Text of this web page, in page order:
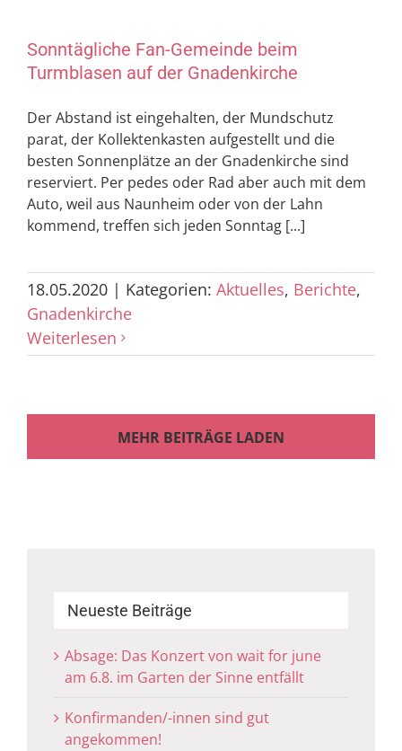
Sonntägliche Fan-Gemeinde beim
Turmblasen auf der Gnadenkirche
Der Abstand ist eingehalten, der Mundschutz
parat, der Kollektenkasten aufgestellt und die
besten Sonnenplätze an der Gnadenkirche sind
reserviert. Per pedes oder Rad aber auch mit dem
Auto, weil aus Naunheim oder von der Lahn
kommend, treffen sich jeden Sonntag [...]
18.05.2020 | Kategorien: Aktuelles, Berichte,
Gnadenkirche
Weiterlesen
MEHR BEITRÄGE LADEN
Neueste Beiträge
Absage: Das Konzert von wait for june
am 6.8. im Garten der Sinne entfällt
Konfirmanden/-innen sind gut
angekommen!